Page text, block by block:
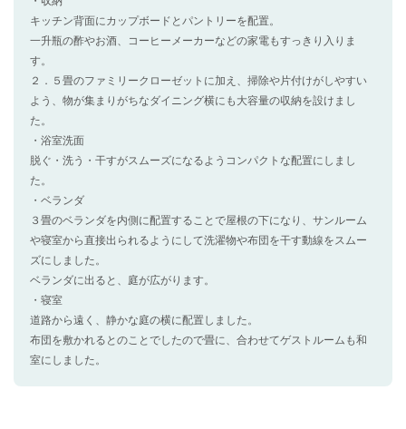
キッチン背面にカップボードとパントリーを配置。
一升瓶の酢やお酒、コーヒーメーカーなどの家電もすっきり入りま
す。
２．５畳のファミリークローゼットに加え、掃除や片付けがしやすい
よう、物が集まりがちなダイニング横にも大容量の収納を設けまし
た。
・浴室洗面
脱ぐ・洗う・干すがスムーズになるようコンパクトな配置にしまし
た。
・ベランダ
３畳のベランダを内側に配置することで屋根の下になり、サンルーム
や寝室から直接出られるようにして洗濯物や布団を干す動線をスムー
ズにしました。
ベランダに出ると、庭が広がります。
・寝室
道路から遠く、静かな庭の横に配置しました。
布団を敷かれるとのことでしたので畳に、合わせてゲストルームも和
室にしました。